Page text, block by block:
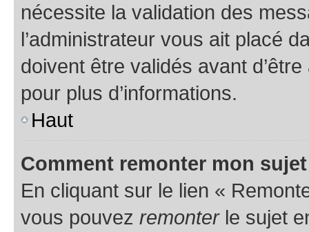
nécessite la validation des
l’administrateur vous ait placé
doivent être validés avant
pour plus d’informations.
Haut
Comment remonter mon
En cliquant sur le lien «
vous pouvez remonterle sujet